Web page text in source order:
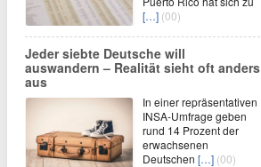
[…] (00)
Jeder siebte Deutsche will
auswandern – Realität sieht oft anders
aus
In einer repräsentativen
INSA-Umfrage geben
rund 14 Prozent der
erwachsenen
Deutschen […] (00)